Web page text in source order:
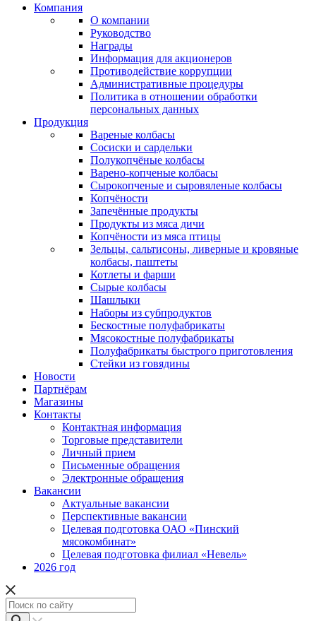
Компания
О компании
Руководство
Награды
Информация для акционеров
Противодействие коррупции
Административные процедуры
Политика в отношении обработки
персональных данных
Продукция
Вареные колбасы
Сосиски и сардельки
Полукопчёные колбасы
Варено-копченые колбасы
Сырокопченые и сыровяленые колбасы
Копчёности
Запечённые продукты
Продукты из мяса дичи
Копчёности из мяса птицы
Зельцы, сальтисоны, ливерные и кровяные
колбасы, паштеты
Котлеты и фарши
Сырые колбасы
Шашлыки
Наборы из субпродуктов
Бескостные полуфабрикаты
Мясокостные полуфабрикаты
Полуфабрикаты быстрого приготовления
Стейки из говядины
Новости
Партнёрам
Магазины
Контакты
Контактная информация
Торговые представители
Личный прием
Письменные обращения
Электронные обращения
Вакансии
Актуальные вакансии
Перспективные вакансии
Целевая подготовка ОАО «Пинский
мясокомбинат»
Целевая подготовка филиал «Невель»
2026 год